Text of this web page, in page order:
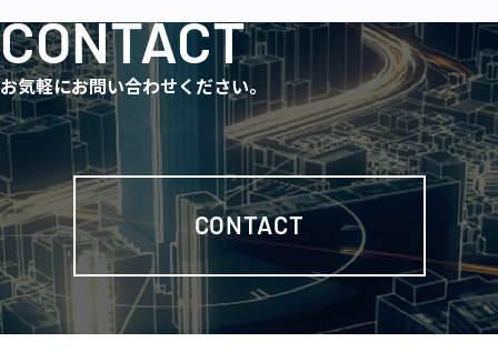
CONTACT
お気軽にお問い合わせください。
CONTACT